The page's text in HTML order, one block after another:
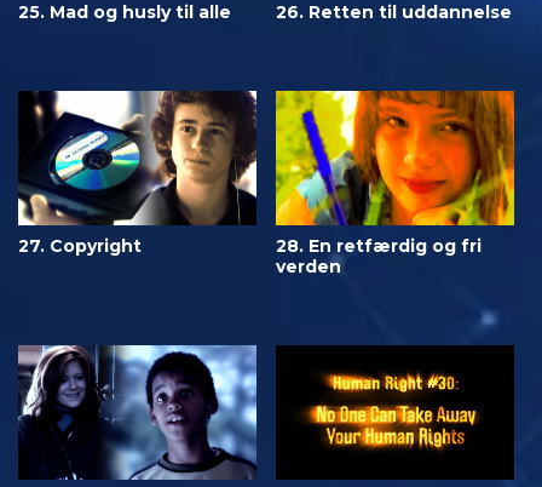
25. Mad og husly til alle 26. Retten til uddannelse
27. Copyright
28. En retfærdig og fri
verden